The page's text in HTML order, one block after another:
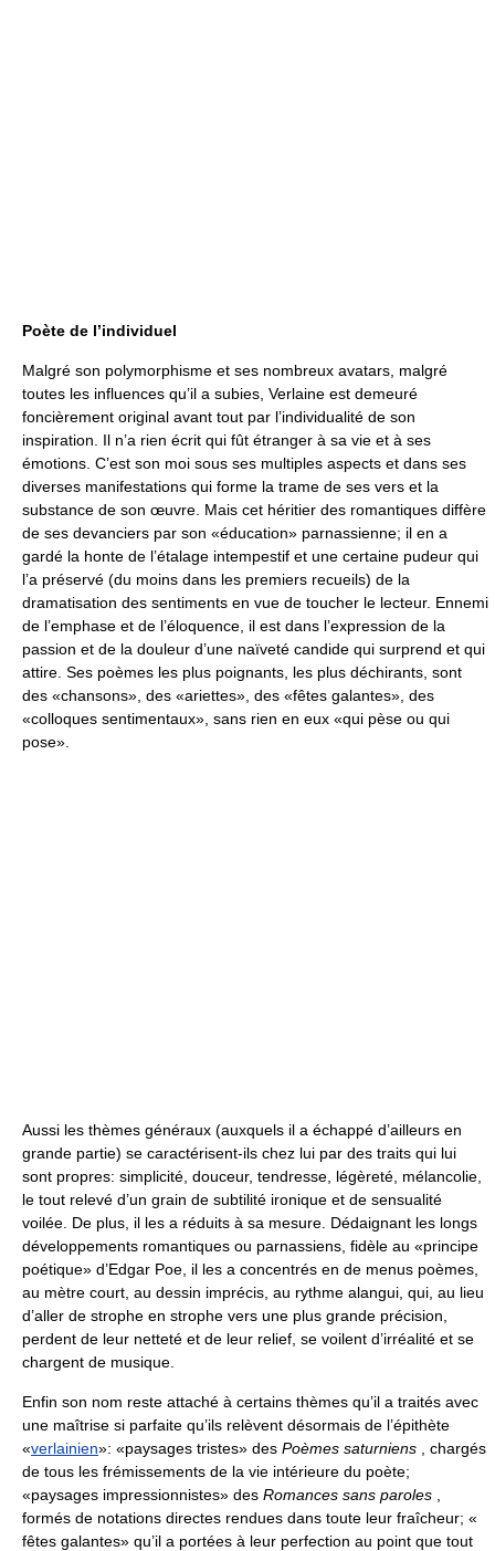
Poète de l’individuel
Malgré son polymorphisme et ses nombreux avatars, malgré
toutes les influences qu’il a subies, Verlaine est demeuré
foncièrement original avant tout par l’individualité de son
inspiration. Il n’a rien écrit qui fût étranger à sa vie et à ses
émotions. C’est son moi sous ses multiples aspects et dans ses
diverses manifestations qui forme la trame de ses vers et la
substance de son œuvre. Mais cet héritier des romantiques diffère
de ses devanciers par son «éducation» parnassienne; il en a
gardé la honte de l’étalage intempestif et une certaine pudeur qui
l’a préservé (du moins dans les premiers recueils) de la
dramatisation des sentiments en vue de toucher le lecteur. Ennemi
de l’emphase et de l’éloquence, il est dans l’expression de la
passion et de la douleur d’une naïveté candide qui surprend et qui
attire. Ses poèmes les plus poignants, les plus déchirants, sont
des «chansons», des «ariettes», des «fêtes galantes», des
«colloques sentimentaux», sans rien en eux «qui pèse ou qui
pose».
Aussi les thèmes généraux (auxquels il a échappé d’ailleurs en
grande partie) se caractérisent-ils chez lui par des traits qui lui
sont propres: simplicité, douceur, tendresse, légèreté, mélancolie,
le tout relevé d’un grain de subtilité ironique et de sensualité
voilée. De plus, il les a réduits à sa mesure. Dédaignant les longs
développements romantiques ou parnassiens, fidèle au «principe
poétique» d’Edgar Poe, il les a concentrés en de menus poèmes,
au mètre court, au dessin imprécis, au rythme alangui, qui, au lieu
d’aller de strophe en strophe vers une plus grande précision,
perdent de leur netteté et de leur relief, se voilent d’irréalité et se
chargent de musique.
Enfin son nom reste attaché à certains thèmes qu’il a traités avec
une maîtrise si parfaite qu’ils relèvent désormais de l’épithète
«verlainien»: «paysages tristes» des Poèmes saturniens , chargés
de tous les frémissements de la vie intérieure du poète;
«paysages impressionnistes» des Romances sans paroles ,
formés de notations directes rendues dans toute leur fraîcheur; «
fêtes galantes» qu’il a portées à leur perfection au point que tout